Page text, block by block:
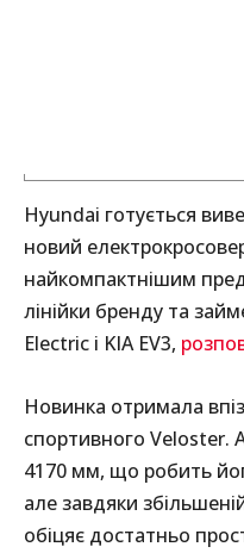
Hyundai готується
новий
найкомпактнішим
лінійки бренду та
Electric і KIA EV3,
Новинка отримала
спортивного Veloster.
4170 мм, що робить
але завдяки
обіцяє достатньо